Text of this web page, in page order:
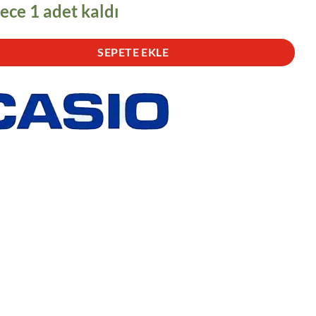
1 adet kaldı
SEPETE EKLE